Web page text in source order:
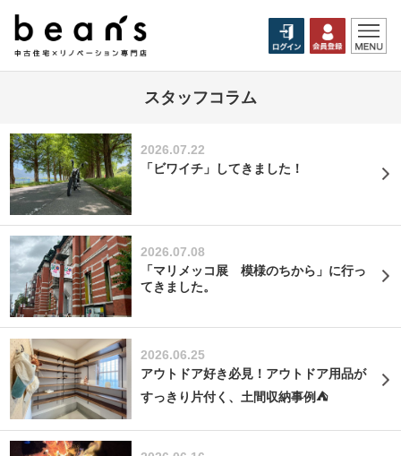
スタッフコラム
2026.07.22
「ビワイチ」してきました！
2026.07.08
「マリメッコ展 模様のちから」に行っ
てきました。
2026.06.25
アウトドア好き必見！アウトドア用品が
すっきり片付く、土間収納事例⛺